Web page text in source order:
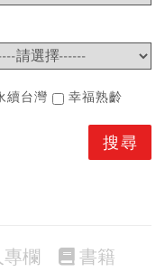
續台灣 幸福熟齡
專欄 書籍